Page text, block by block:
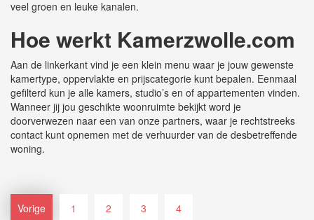
veel groen en leuke kanalen.
Hoe werkt Kamerzwolle.com
Aan de linkerkant vind je een klein menu waar je jouw gewenste
kamertype, oppervlakte en prijscategorie kunt bepalen. Eenmaal
gefilterd kun je alle kamers, studio’s en of appartementen vinden.
Wanneer jij jou geschikte woonruimte bekijkt word je
doorverwezen naar een van onze partners, waar je rechtstreeks
contact kunt opnemen met de verhuurder van de desbetreffende
woning.
Vorige 1 2 3 4